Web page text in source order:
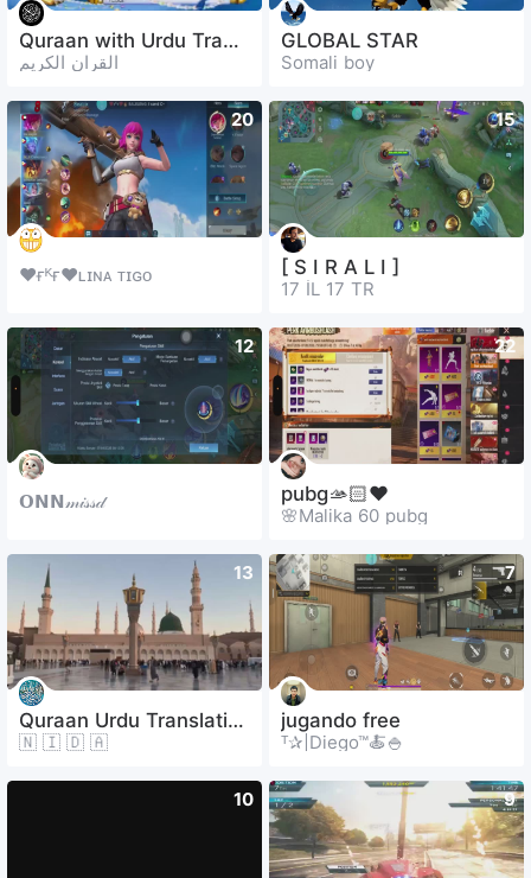
Quraan with Urdu Translation
القران الكريم
GLOBAL STAR
Somali boy
20
❤ғᴷғ❤ʟɪɴᴀ ᴛɪɢᴏ
15
[ S I R A L I ]
17 İL 17 TR
12
𝗢𝗡𝗡𝓂𝒾𝓈𝓈𝒹
22
pubg🫴🏻❤️
🌸Malika 60 pubg
13
Quraan Urdu Translation
🇳 🇮 🇩 🇦
7
jugando free
ᵀ✰|Diego™🍝🍚
10 9